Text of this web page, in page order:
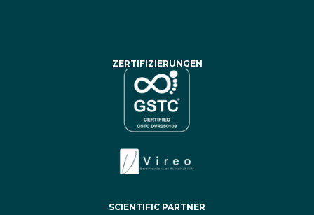
ZERTIFIZIERUNGEN
SCIENTIFIC PARTNER